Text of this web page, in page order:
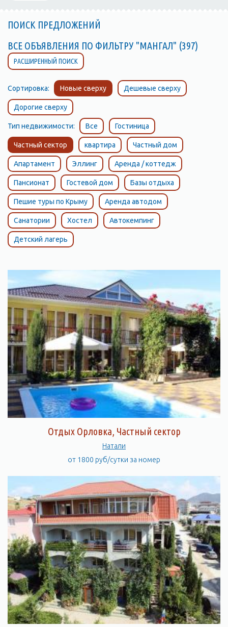
ПОИСК ПРЕДЛОЖЕНИЙ
ВСЕ ОБЪЯВЛЕНИЯ ПО ФИЛЬТРУ "МАНГАЛ" (397)
РАСШИРЕННЫЙ ПОИСК
Сортировка: Новые сверху Дешевые сверху
Дорогие сверху
Тип недвижимости: Все Гостиница
Частный сектор квартира Частный дом
Апартамент Эллинг Аренда / коттедж
Пансионат Гостевой дом Базы отдыха
Пешие туры по Крыму Аренда автодом
Санатории Хостел Автокемпинг
Детский лагерь
Отдых Орловка, Частный сектор
Натали
от 1800 руб/сутки за номер